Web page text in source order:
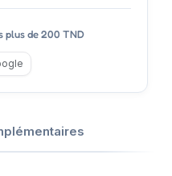
plus de 200 TND